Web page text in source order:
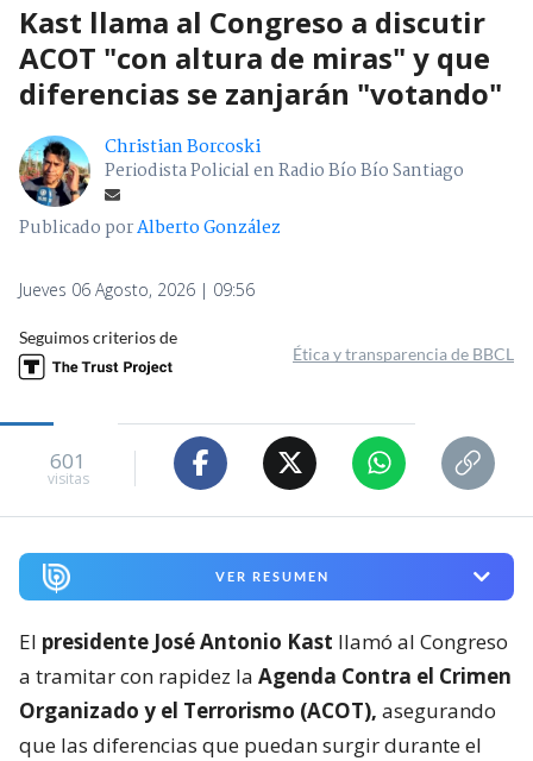
Kast llama al Congreso a discutir
ACOT "con altura de miras" y que
diferencias se zanjarán "votando"
Christian Borcoski
Periodista Policial en Radio Bío Bío Santiago
Publicado porAlberto González
Jueves 06 Agosto, 2026 | 09:56
Seguimos criterios de
Ética y transparencia de BBCL
601
visitas
VER RESUMEN
El presidente José Antonio Kast llamó al Congreso
a tramitar con rapidez la Agenda Contra el Crimen
Organizado y el Terrorismo (ACOT), asegurando
que las diferencias que puedan surgir durante el